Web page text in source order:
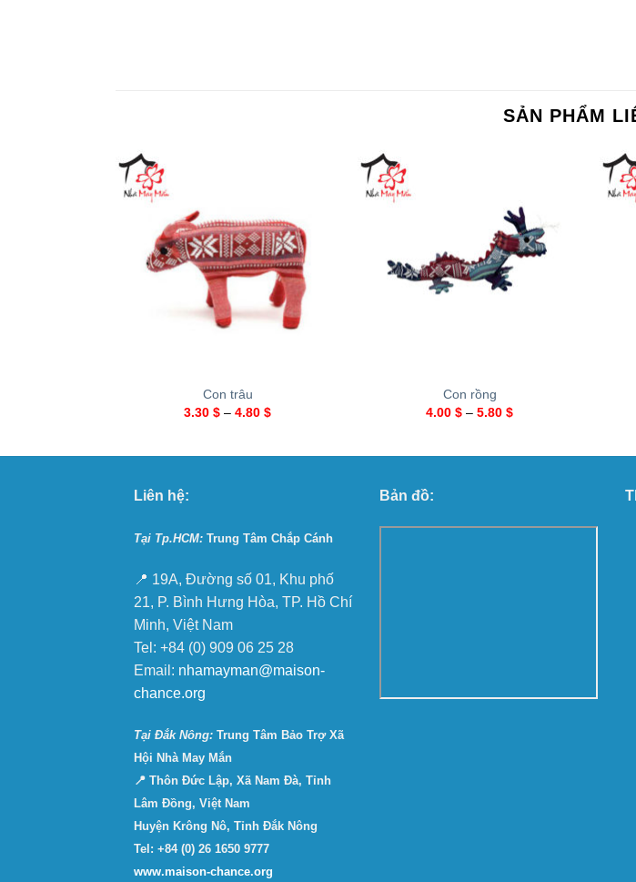
SẢN PHẨM
Con trâu
3.30$ –4.80$
Con rồng
4.00$ –5.80$
Liên hệ:
Tại Tp.HCM: Trung Tâm Chắp Cánh
📍 19A, Đường số 01, Khu phố
21, P. Bình Hưng Hòa, TP. Hồ Chí
Minh, Việt Nam
Tel: +84 (0) 909 06 25 28
Email: nhamayman@maison-
chance.org
Tại Ðắk Nông: Trung Tâm Bảo Trợ Xã
Hội Nhà May Mắn
📍 Thôn Đức Lập, Xã Nam Đà, Tỉnh
Lâm Đồng, Việt Nam
Huyện Krông Nô, Tỉnh Đắk Nông
Tel: +84 (0) 26 1650 9777
www.maison-chance.org
Bản đồ: